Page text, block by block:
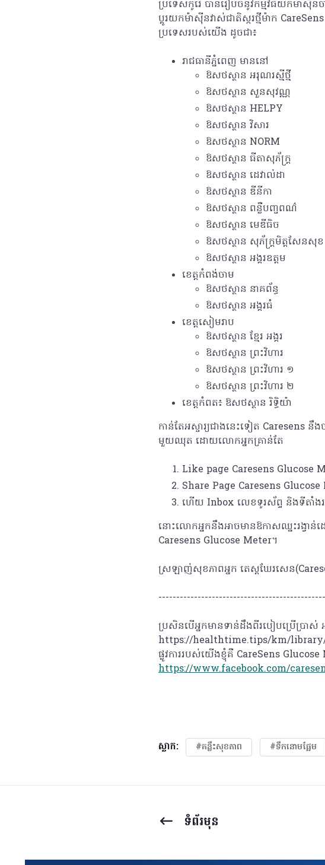
ប្រទេសកូរ៉េ បានរៀបចំនូវកម្មវិធីយកម៉ាស៊ី
ប្តូរយកម៉ាស៊ីនវាស់ជាតិស្ករថ្មីម៉ាក
ប្រទេសរបស់យើង ដូចជា៖
រាជធានីភ្នំពេញ មាននៅ
ឱសថស្ថាន អរុណរស្មីថ្មី
ឱសថស្ថាន សួនសុវណ្ណ
ឱសថស្ថាន HELPY
ឱសថស្ថាន វិសារ
ឱសថស្ថាន NORM
ឱសថស្ថាន ធីតាសុភ័ក្ត្រ
ឱសថស្ថាន ដេវាល់ដា
ឱសថស្ថាន ឌីនីកា
ឱសថស្ថាន ពន្លឺបញ្ចពណ៌
ឱសថស្ថាន មេឌីធិច
ឱសថស្ថាន សុភ័ក្ត្រមិត្តសែនសុខ
ឱសថស្ថាន អង្គរឧត្តម
ខេត្តកំពង់ចាម
ឱសថស្ថាន នាគព័ន្ធ
ឱសថស្ថាន អង្គរធំ
ខេត្តសៀមរាប
ឱសថស្ថាន ខ្មែរ អង្គរ
ឱសថស្ថាន ព្រះវិហារ
ឱសថស្ថាន ព្រះវិហារ ១
ឱសថស្ថាន ព្រះវិហារ ២
ខេត្តកំពត៖​ ឱសថស្ថាន រិទ្ធិយ៉ា
កាន់តែអស្ចារ្យជាងនេះទៀត Caresens នឹ
មួយឈុត ដោយលោកអ្នកគ្រាន់តែ
Like page Caresens Glucose
Share Page Caresens
ហើយ Inbox លេខទូរស័ព្ទ និងទីតាំង
នោះលោកអ្នកនឹងអាចមានឱកាសឈ្នះរង្វាន់
Caresens Glucose Meter។
ស្រឡាញ់សុខភាពអ្នក តេស្តឃែរសេន
ប្រសិនបើអ្នកមានទាន់ដឹងពីរបៀបប្រើប្រាស់
https://healthtime.tips/km/library/
ផ្លូវការរបស់យើងខ្ញុំគឺ CareSens
https://www.facebook.com/
ស្លាក: #គន្លឹះសុខភាព #ទឹកនោមផ្អែម
ទំព័រ​មុន